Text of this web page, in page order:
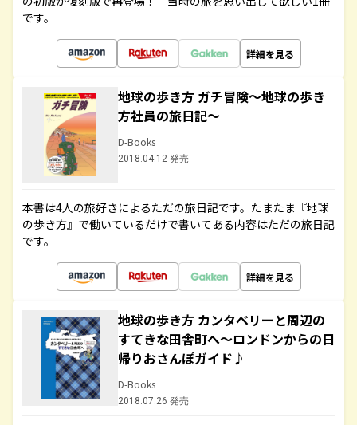
です。
詳細を見る
地球の歩き方 ガチ冒険～地球の歩き
方社員の旅日記～
D-Books
2018.04.12 発売
本書は4人の旅好きによるただの旅日記です。たまたま『地球
の歩き方』で働いているだけで書いてある内容はただの旅日記
です。
詳細を見る
地球の歩き方 カンタベリーと周辺の
すてきな田舎町へ～ロンドンからの日
帰りおさんぽガイド♪
D-Books
2018.07.26 発売